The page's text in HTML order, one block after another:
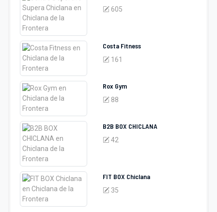
605
Costa Fitness
161
Rox Gym
88
B2B BOX CHICLANA
42
FIT BOX Chiclana
35